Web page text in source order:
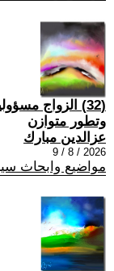
(32) الزواج
وتطور متوازن
عزالدين مبارك
2026 / 8 / 9
مواضيع وابحاث